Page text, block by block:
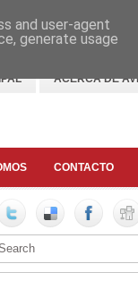
ACERCA DE AVI
CONTACTO
and user-agent
generate usage